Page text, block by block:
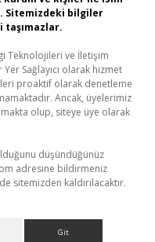
Sitemizdeki bilgiler
Teknolojileri ve İletişim
Sağlayıcı olarak hizmet
proaktif olarak denetleme
Ancak, üyelerimiz
olup, siteye üye olarak
düşündüğünüz
adresine bildirmeniz
sitemizden kaldırılacaktır.